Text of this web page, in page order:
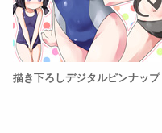
描き下ろしデジタルピンナップ